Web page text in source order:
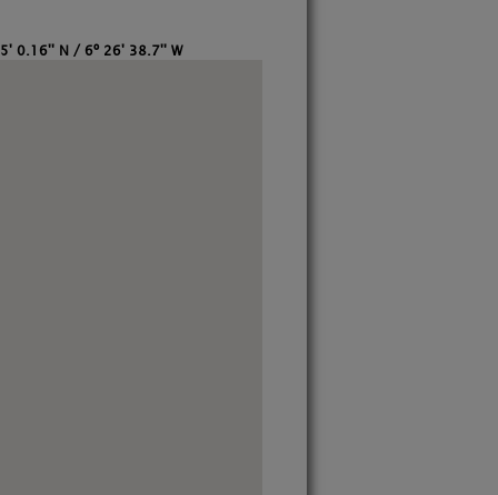
0.16'' N / 6º 26' 38.7'' W